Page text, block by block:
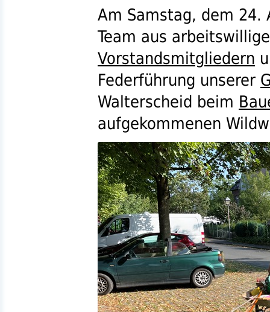
Am Samstag, dem 24.
Team aus
Vorstandsmitgliedern
Federführung unserer
Walterscheid beim
aufgekommenen